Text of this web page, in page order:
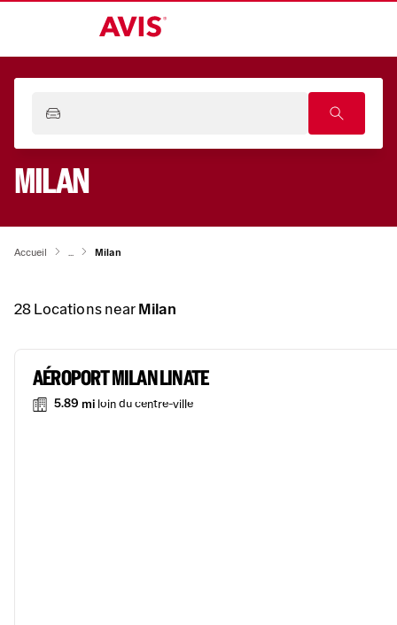
MILAN
Accueil ... Milan
28Locations nearMilan
AÉROPORT MILAN LINATE
5.89 mi loin du centre-ville